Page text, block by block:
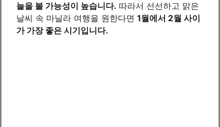
늘을 볼 가능성이 높습니다. 따라서 선선하고 맑은
날씨 속 마닐라 여행을 원한다면 1월에서 2월 사이
가 가장 좋은 시기입니다.